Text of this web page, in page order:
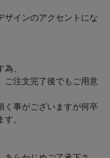
ザインのアクセントにな
、
ご注文完了後でもご用意
く事がございますが何卒
。